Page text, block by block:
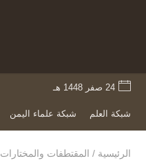
24 صفر 1448 هـ
شبكة العلم شبكة علماء اليمن
الرئيسية / المقتطفات والمختارات